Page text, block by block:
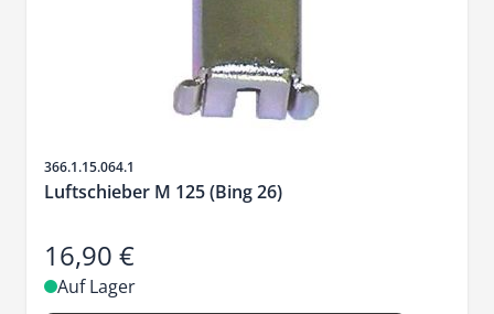
Artikelnr.
366.1.15.064.1
Luftschieber M 125 (Bing 26)
16,90 €
Auf Lager